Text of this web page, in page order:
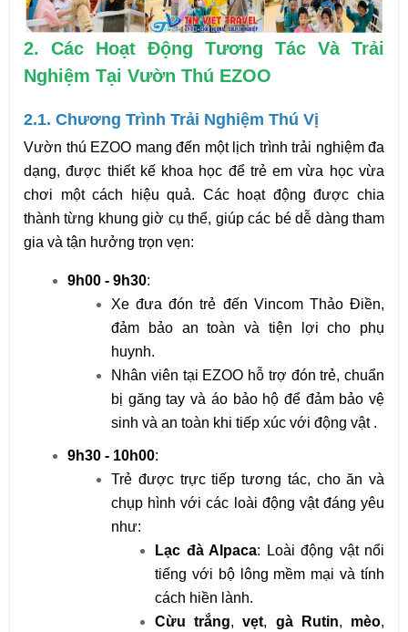
2. Các Hoạt Động Tương Tác Và Trải
Nghiệm Tại Vườn Thú EZOO
2.1. Chương Trình Trải Nghiệm Thú Vị
Vườn thú EZOO mang đến một lịch trình trải nghiệm đa
dạng, được thiết kế khoa học để trẻ em vừa học vừa
chơi một cách hiệu quả. Các hoạt động được chia
thành từng khung giờ cụ thể, giúp các bé dễ dàng tham
gia và tận hưởng trọn vẹn:
9h00 - 9h30:
Xe đưa đón trẻ đến Vincom Thảo Điền,
đảm bảo an toàn và tiện lợi cho phụ
huynh.
Nhân viên tại EZOO hỗ trợ đón trẻ, chuẩn
bị găng tay và áo bảo hộ để đảm bảo vệ
sinh và an toàn khi tiếp xúc với động vật .
9h30 - 10h00:
Trẻ được trực tiếp tương tác, cho ăn và
chụp hình với các loài động vật đáng yêu
như:
Lạc đà Alpaca: Loài động vật nổi
tiếng với bộ lông mềm mại và tính
cách hiền lành.
Cừu trắng, vẹt, gà Rutin, mèo